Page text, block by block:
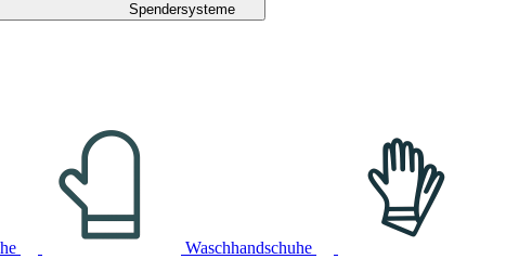
Spendersysteme
Waschhandschuhe